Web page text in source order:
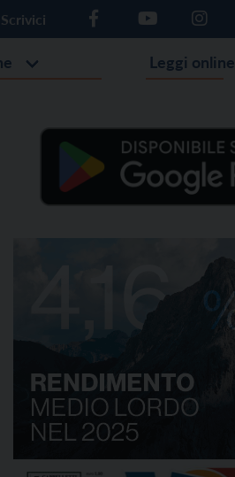
Scrivici
Leggi online